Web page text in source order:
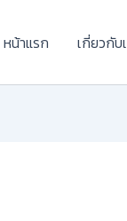
หน้าแรก เกี่ยวกับ